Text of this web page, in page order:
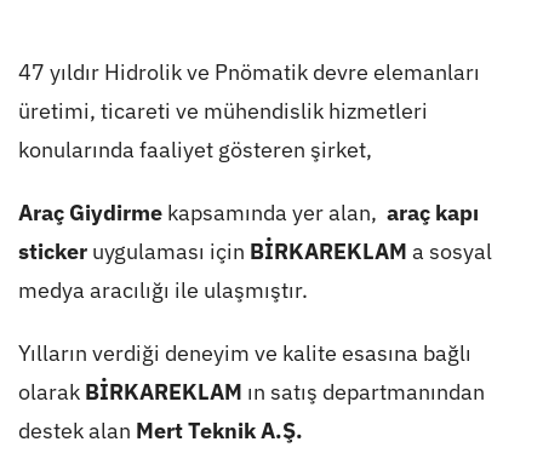
47 yıldır Hidrolik ve Pnömatik devre elemanları
üretimi, ticareti ve mühendislik hizmetleri
konularında faaliyet gösteren şirket,
Araç Giydirmekapsamında yer alan, araç kapı
sticker uygulaması için BİRKAREKLAM a sosyal
medya aracılığı ile ulaşmıştır.
Yılların verdiği deneyim ve kalite esasına bağlı
olarak BİRKAREKLAM ın satış departmanından
destek alan Mert Teknik A.Ş.